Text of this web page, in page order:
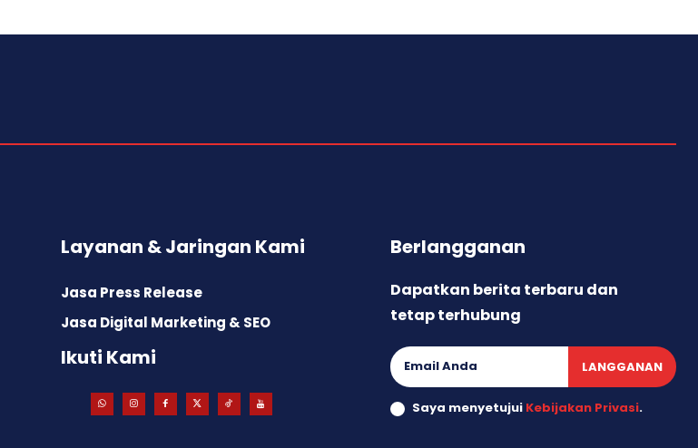
Layanan & Jaringan Kami
Jasa Press Release
Jasa Digital Marketing & SEO
Ikuti Kami
Berlangganan
Dapatkan berita terbaru dan
tetap terhubung
LANGGANAN
Saya menyetujui Kebijakan Privasi.